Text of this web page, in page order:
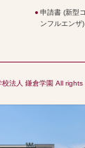
申請書 (新型
ンフルエンザ)
法人 鎌倉学園 All rights